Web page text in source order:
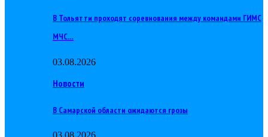
В Тольятти проходят соревнования между командами ГИМС
МЧС…
03.08.2026
Новости
В Самарской области ожидаются грозы